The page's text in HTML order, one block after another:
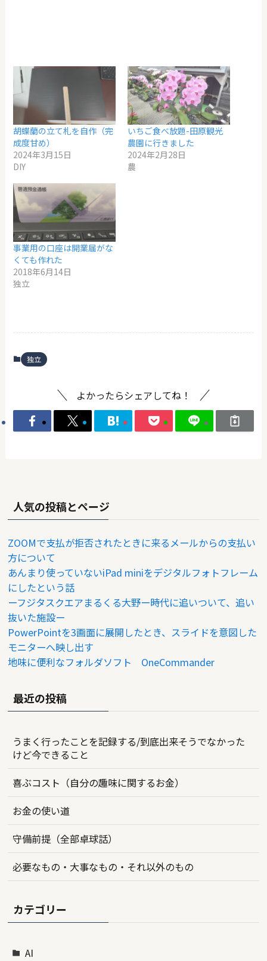
胡蝶蘭の立て札を自作（完
成度甘め）
2024年3月15日
DIY
いちご食べ放題-田原観光
農園に行きました
2024年2月28日
農
事業用の口座は開業届がな
くても作れた
2018年6月14日
独立
独立
よかったらシェアしてね！
人気の投稿とページ
ZOOMで支払が拒否されたときに来るメールからの支払い
方について
あんまり使っていないiPad miniをデジタルフォトフレーム
にしたという話
ーフジタスクエアまるくる大野ー時代に追いついて、追い
抜いた施設ー
PowerPointを3画面に展開したとき、スライドを意図した
モニターへ映し出す
地味に便利なフォルダソフト OneCommander
最近の投稿
うまく行ったことを記録する/到底出来そうでなかった
けど今できること
喜ぶコスト（自分の趣味に関するお金）
お金の使い道
守備前提（全部卓球話）
必要なもの・大事なもの・それ以外のもの
カテゴリー
AI